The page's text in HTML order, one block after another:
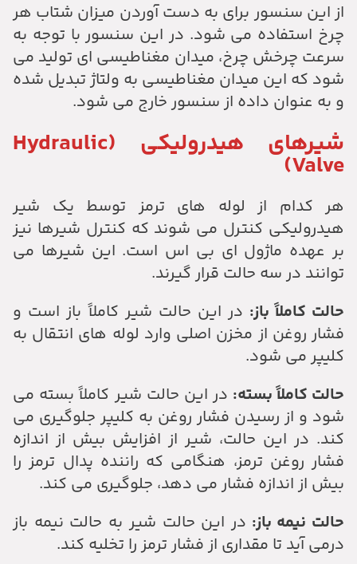
از این سنسور برای به دست آوردن میزان شتاب هر
چرخ استفاده می شود. در این سنسور با توجه به
سرعت چرخش چرخ، میدان مغناطیسی ای تولید می
شود که این میدان مغناطیسی به ولتاژ تبدیل شده
و به عنوان داده از سنسور خارج می شود.
شیرهای هیدرولیکی (Hydraulic
Valve)
هر کدام از لوله های ترمز توسط یک شیر
هیدرولیکی کنترل می شوند که کنترل شیرها نیز
بر عهده ماژول ای بی اس است. این شیرها می
توانند در سه حالت قرار گیرند.
حالت کاملاً باز: در این حالت شیر کاملاً باز است و
فشار روغن از مخزن اصلی وارد لوله های انتقال به
کلیپر می شود.
حالت کاملاً بسته: در این حالت شیر کاملاً بسته می
شود و از رسیدن فشار روغن به کلیپر جلوگیری می
کند. در این حالت، شیر از افزایش بیش از اندازه
فشار روغن ترمز، هنگامی که راننده پدال ترمز را
بیش از اندازه فشار می دهد، جلوگیری می کند.
حالت نیمه باز: در این حالت شیر به حالت نیمه باز
درمی آید تا مقداری از فشار ترمز را تخلیه کند.